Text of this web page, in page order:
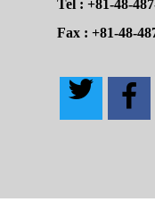
Tel : +81-48-
Fax : +81-48-